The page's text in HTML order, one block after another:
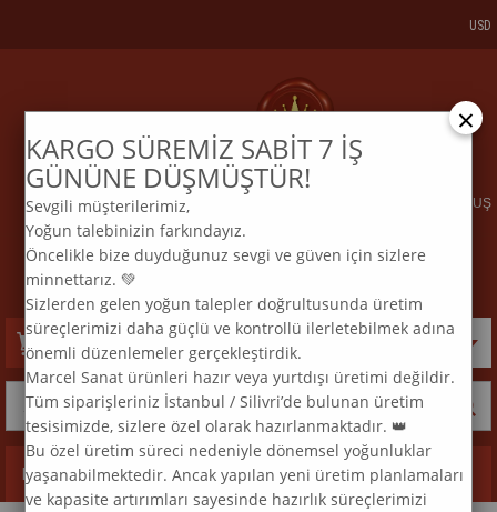
KARGO VE SİPARİŞTAKİP BİZE ULAŞIN
ELMAS MOZAİK TABLO & DIAMOND PAINTING TURKEY & KURULUŞ
2015
TEL:0 850 969 33 74 EMAİL:info@marcelsanat.com
USD
Kategoriler
×
KARGO SÜREMİZ SABİT 7 İŞ
GÜNÜNE DÜŞMÜŞTÜR!
Sevgili müşterilerimiz,
Yoğun talebinizin farkındayız.
Öncelikle bize duyduğunuz sevgi ve güven için sizlere
minnettarız. 💚
Sizlerden gelen yoğun talepler doğrultusunda üretim
süreçlerimizi daha güçlü ve kontrollü ilerletebilmek adına
önemli düzenlemeler gerçekleştirdik.
Marcel Sanat ürünleri hazır veya yurtdışı üretimi değildir.
Tüm siparişleriniz İstanbul / Silivri’de bulunan üretim
tesisimizde, sizlere özel olarak hazırlanmaktadır. 👑
Bu özel üretim süreci nedeniyle dönemsel yoğunluklar
yaşanabilmektedir. Ancak yapılan yeni üretim planlamaları
ve kapasite artırımları sayesinde hazırlık süreçlerimizi